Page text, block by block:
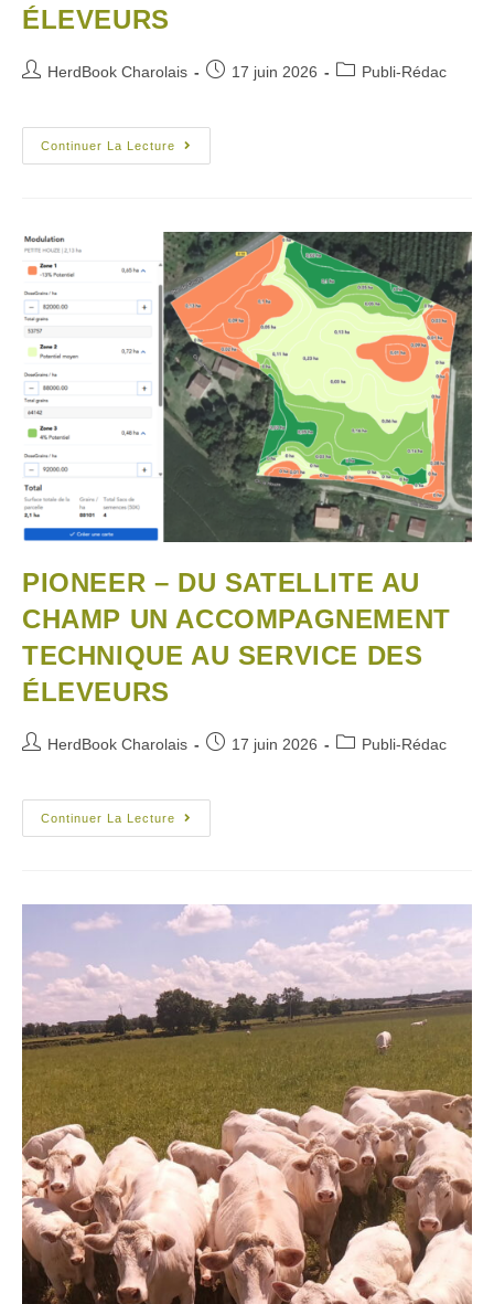
ÉLEVEURS
HerdBook Charolais 17 juin 2026 Publi-Rédac
Continuer La Lecture
PIONEER – DU SATELLITE AU
CHAMP UN ACCOMPAGNEMENT
TECHNIQUE AU SERVICE DES
ÉLEVEURS
HerdBook Charolais 17 juin 2026 Publi-Rédac
Continuer La Lecture